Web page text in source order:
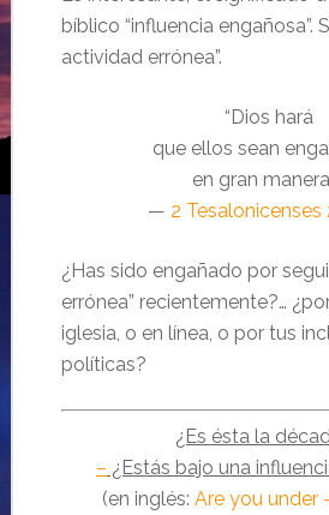
bíblico “influencia engañosa”.
actividad errónea”.
“Dios hará
que ellos sean
en gran
— 2 Tesalonicenses
¿Has sido engañado por
errónea” recientemente?…
iglesia, o en línea, o por tus
políticas?
¿Es ésta la
– ¿Estás bajo una
(en inglés: Are you under